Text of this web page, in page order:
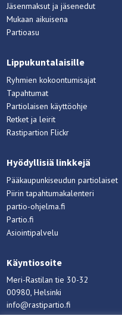
Jäsenmaksut ja jäsenedut
Mukaan aikuisena
Partioasu
Lippukuntalaisille
Ryhmien kokoontumisajat
Tapahtumat
Partiolaisen käyttöohje
Retket ja leirit
Rastipartion Flickr
Hyödyllisiä linkkejä
Pääkaupunkiseudun partiolaiset
Piirin tapahtumakalenteri
partio-ohjelma.fi
Partio.fi
Asiointipalvelu
Käyntiosoite
Meri-Rastilan tie 30-32
00980, Helsinki
info@rastipartio.fi